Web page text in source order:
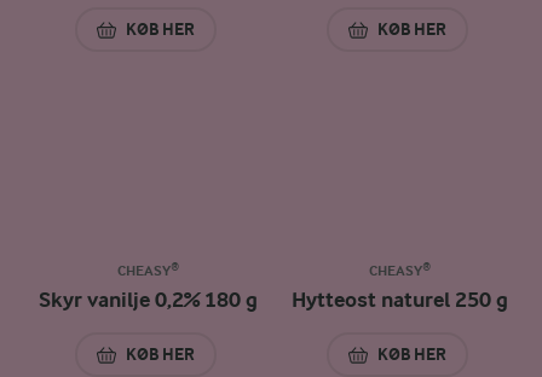
KØB HER
YOGHURT CITRON 0,1% 1000 GKØB HER
SKYR NATUREL
CHEASY®
Skyr vanilje 0,2% 180 g
KØB HER
SKYR VANILJE 0,2% 180 G
CHEASY®
Hytteost naturel 250 g
KØB HER
HYTTEOST